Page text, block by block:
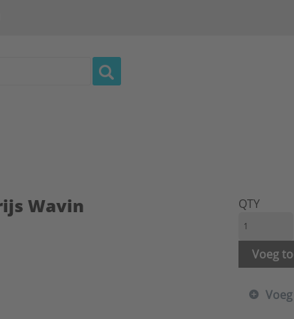
Wavin QTY
Voeg